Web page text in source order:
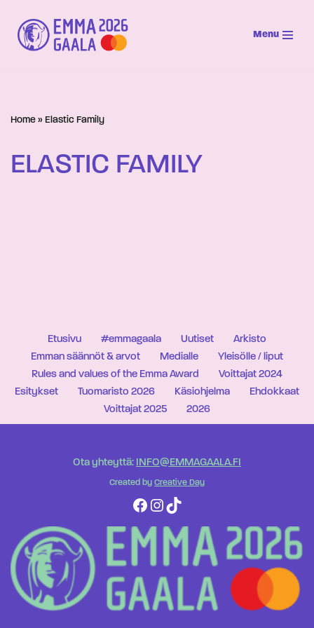
Siirry
suoraan
Menu
Home » Elastic Family
ELASTIC FAMILY
Etusivu #emmagaala Uutiset
Arkisto
Emman säännöt & arvot
Medialle
Yleisölle / liput
Rules and values of the Emma Award
Voittajat 2024
Esitykset
Tuomaristo 2026 Käsiohjelma
Ehdokkaat
Voittajat 2025
2026
Ota yhteyttä: INFO@EMMAGAALA.FI
Created by Creative Day